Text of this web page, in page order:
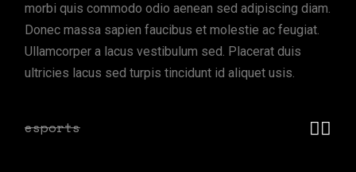
morbi quis commodo odio aenean sed adipiscing diam.
Donec massa sapien faucibus et molestie ac feugiat.
Ullamcorper a lacus vestibulum sed. Placerat duis
ultricies lacus sed turpis tincidunt id aliquet usis.
esports